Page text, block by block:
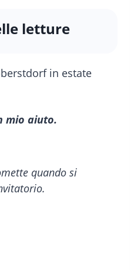
letture
mio aiuto.
quando si